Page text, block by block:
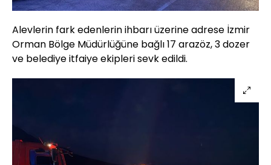
Alevlerin fark edenlerin ihbarı üzerine adrese İzmir
Orman Bölge Müdürlüğüne bağlı 17 arazöz, 3 dozer
ve belediye itfaiye ekipleri sevk edildi.